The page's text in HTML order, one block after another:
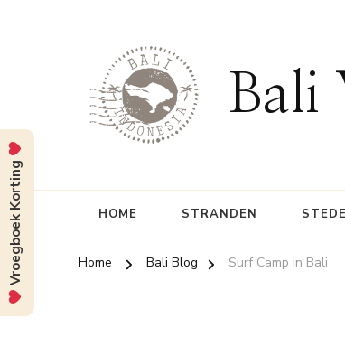
Bali
HOME STRANDEN
Home Bali Blog Surf Camp in Bali
Vroegboek Korting